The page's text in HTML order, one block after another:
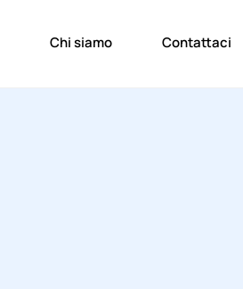
Chi siamo Contattaci